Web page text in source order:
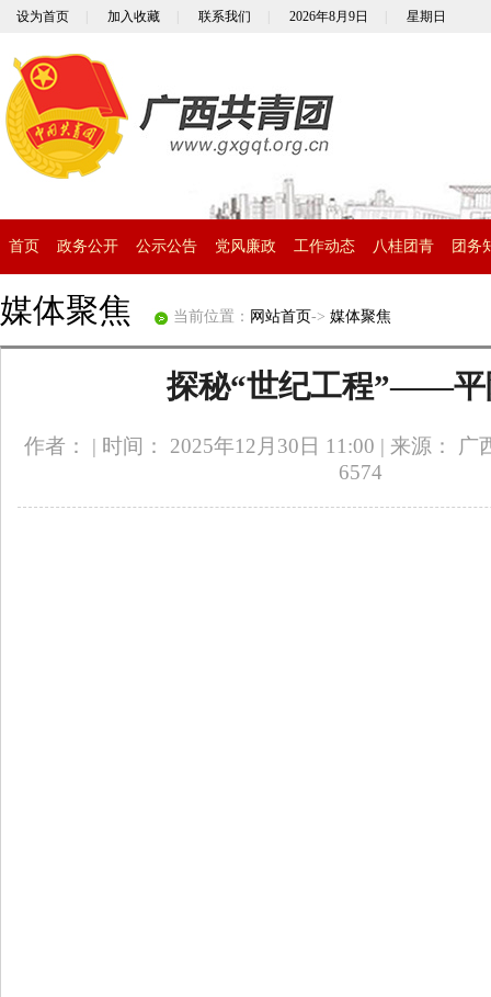
设为首页 加入收藏 联系我们 2026年8月9日 星期日
首页 政务公开 公示公告 党风廉政 工作动态 八桂团青 团务
媒体聚焦 当前位置： 网站首页-> 媒体聚焦
探秘“世纪工程”——平
作者： | 时间： 2025年12月30日 11:00 | 来源： 广
6574